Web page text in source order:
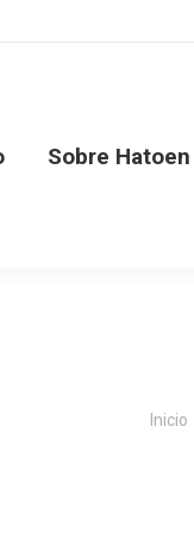
Sobre Hatoen
Inicio